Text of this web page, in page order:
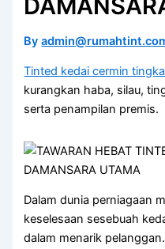
By
Tinted kedai cermin
kurangkan haba, silau,
serta penampilan premis.
Dalam dunia perniagaan
keselesaan sesebuah
dalam menarik